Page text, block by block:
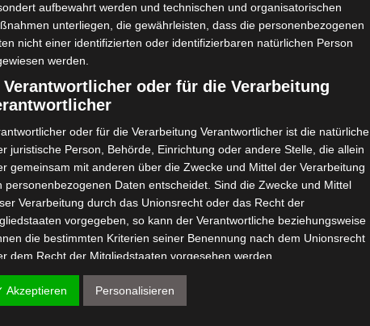
aufbewahrt werden und technischen und organisatorischen
unterliegen, die gewährleisten, dass die personenbezogenen
nicht einer identifizierten oder identifizierbaren natürlichen Person
werden.
Verantwortlicher oder für die Verarbeitung
oder für die Verarbeitung Verantwortlicher ist die natürliche
juristische Person, Behörde, Einrichtung oder andere Stelle, die allein
gemeinsam mit anderen über die Zwecke und Mittel der Verarbeitung
personenbezogenen Daten entscheidet. Sind die Zwecke und Mittel
Verarbeitung durch das Unionsrecht oder das Recht der
vorgegeben, so kann der Verantwortliche beziehungsweise
die bestimmten Kriterien seiner Benennung nach dem Unionsrecht
dem Recht der Mitgliedstaaten vorgesehen werden.
ist eine natürliche oder juristische Person, Behörde,
Akzeptieren Personalisieren